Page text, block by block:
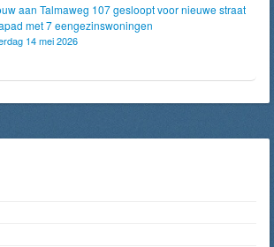
aan Talmaweg 107 gesloopt voor nieuwe straat
met 7 eengezinswoningen
14 mei 2026